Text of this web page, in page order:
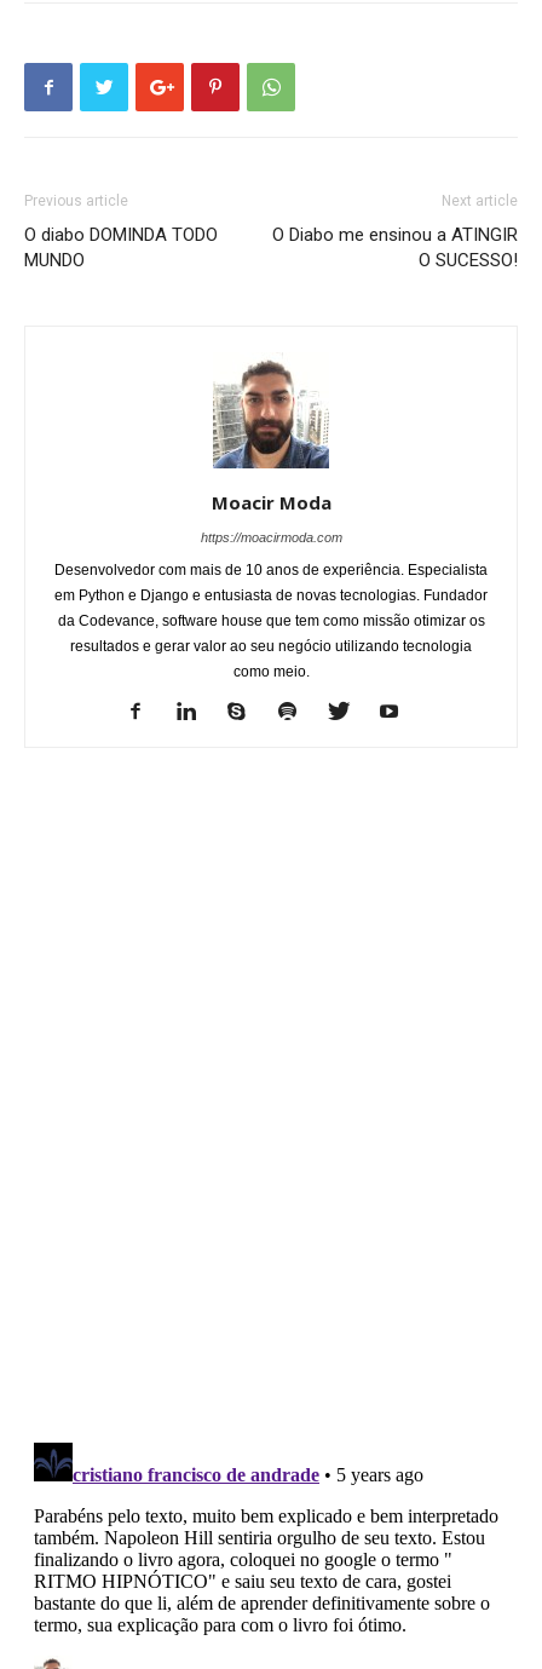
Previous article
O diabo DOMINDA TODO
MUNDO
Next article
O Diabo me ensinou a ATINGIR
O SUCESSO!
Moacir Moda
https://moacirmoda.com
Desenvolvedor com mais de 10 anos de experiência. Especialista
em Python e Django e entusiasta de novas tecnologias. Fundador
da Codevance, software house que tem como missão otimizar os
resultados e gerar valor ao seu negócio utilizando tecnologia
como meio.